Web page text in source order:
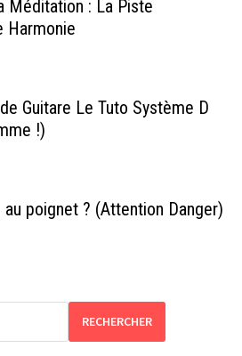
Méditation : La Piste
Harmonie
Guitare Le Tuto Système D
!)
poignet ? (Attention Danger)
RECHERCHER